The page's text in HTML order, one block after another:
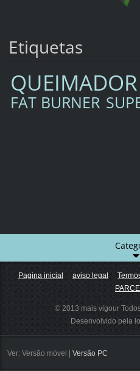
Etiquetas
FAT BURNER
Pagina inicial aviso legal
© 2013 mais vigour
Desenvolvido pela
Ver:Versão móvel |Versão PC